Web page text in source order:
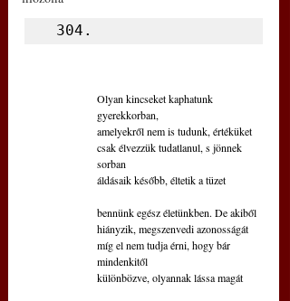
304.
Olyan kincseket kaphatunk
gyerekkorban,
amelyekről nem is tudunk, értéküket
csak élvezzük tudatlanul, s jönnek
sorban
áldásaik később, éltetik a tüzet
bennünk egész életünkben. De akiből
hiányzik, megszenvedi azonosságát
míg el nem tudja érni, hogy bár
mindenkitől
különbözve, olyannak lássa magát